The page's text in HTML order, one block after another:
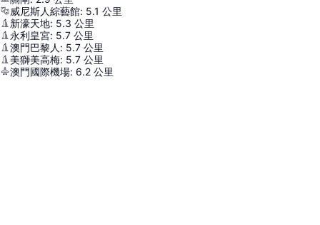
威尼斯人綜藝館: 5.1 公里
新濠天地: 5.3 公里
永利皇宮: 5.7 公里
澳門巴黎人 : 5.7 公里
美獅美高梅: 5.7 公里
澳門國際機場: 6.2 公里